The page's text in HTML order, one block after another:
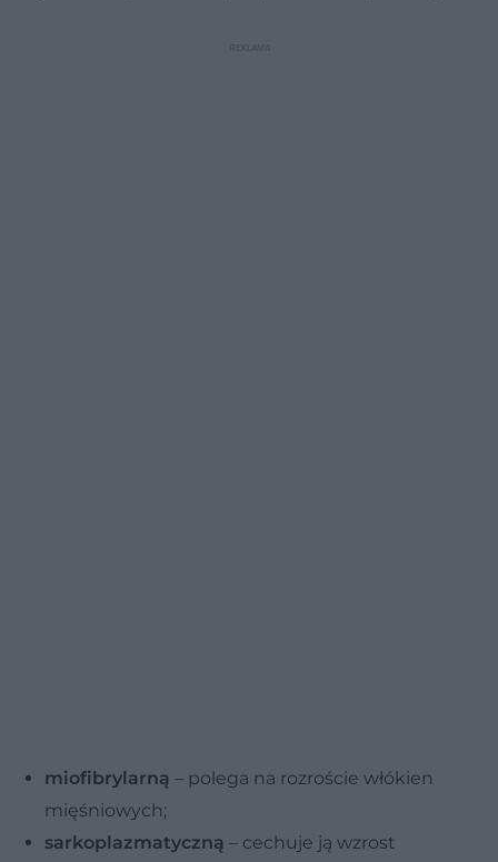
miofibrylarną – polega na rozroście włókien
mięśniowych;
sarkoplazmatyczną – cechuje ją wzrost